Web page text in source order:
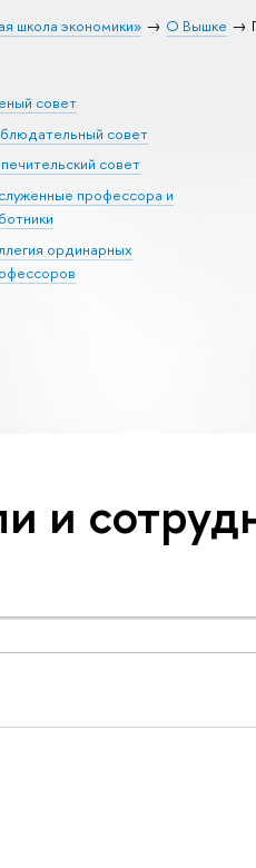
школа экономики» О Вышке
совет
совет
совет
профессора и
ординарных
и